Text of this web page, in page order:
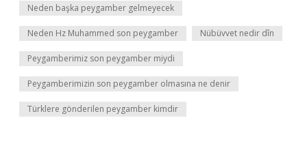
Neden başka peygamber gelmeyecek
Neden Hz Muhammed son peygamber Nübüvvet nedir dîn
Peygamberimiz son peygamber miydi
Peygamberimizin son peygamber olmasına ne denir
Türklere gönderilen peygamber kimdir